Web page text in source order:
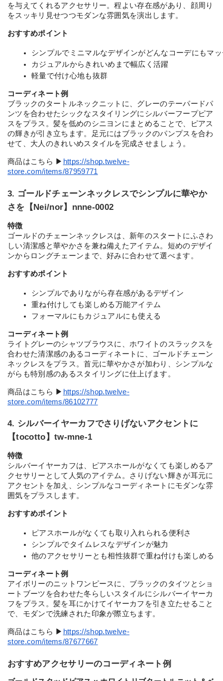
を与えてくれるアクセサリー。程よい存在感があり、顔周り
をスッキリ見せつつモダンな雰囲気を演出します。
おすすめポイント
シンプルでミニマルなデザインがどんなコーデにもマ
カジュアルからきれいめまで幅広く活躍
軽量で付け心地も抜群
コーディネート例
ブラックのタートルネックニットに、グレーのテーパードパ
ンツを合わせたシックなスタイリングにシルバーフープピア
スをプラス。髪を低めのシニヨンにまとめることで、ピアス
の輝きが引き立ちます。足元にはブラックのパンプスを合わ
せて、大人のきれいめスタイルを完成させましょう。
商品はこちら ▶︎ https://shop.twelve-
store.com/items/87959771
3. ゴールドチェーンネックレスでシンプルに華やか
さを【Nei/nor】nnne-0002
特徴
ゴールドのチェーンネックレスは、新年のスタートにふさわ
しい清潔感と華やかさを兼ね備えたアイテム。短めのデザイ
ンからロングチェーンまで、好みに合わせて選べます。
おすすめポイント
シンプルでありながら存在感があるデザイン
重ね付けしても楽しめる万能アイテム
フォーマルにもカジュアルにも使える
コーディネート例
ライトグレーのシャツブラウスに、ホワイトのスラックスを
合わせた清潔感のあるコーディネートに、ゴールドチェーン
ネックレスをプラス。首元に華やかさが加わり、シンプルな
がらも特別感のあるスタイリングに仕上げます。
商品はこちら ▶︎ https://shop.twelve-
store.com/items/86102777
4. シルバーイヤーカフでさりげないアクセントに
【tocotto】tw-mne-1
特徴
シルバーイヤーカフは、ピアスホールがなくても楽しめるア
クセサリーとして人気のアイテム。さりげない輝きが耳元に
アクセントを加え、シンプルなコーディネートにモダンな雰
囲気をプラスします。
おすすめポイント
ピアスホールがなくても取り入れられる便利さ
シンプルでタイムレスなデザインが魅力
他のアクセサリーとも相性抜群で重ね付けも楽しめる
コーディネート例
アイボリーのニットワンピースに、ブラックのタイツとショ
ートブーツを合わせた冬らしいスタイルにシルバーイヤーカ
フをプラス。髪を耳にかけてイヤーカフを引き立たせること
で、モダンで洗練された印象が際立ちます。
商品はこちら ▶︎ https://shop.twelve-
store.com/items/87677667
おすすめアクセサリーのコーディネート例